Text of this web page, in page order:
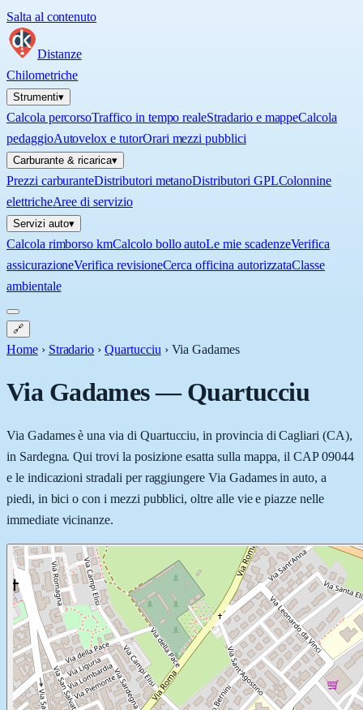
Salta al contenuto
Distanze
Chilometriche
Strumenti▾
Calcola percorsoTraffico in tempo realeStradario e mappeCalcola
pedaggioAutovelox e tutorOrari mezzi pubblici
Carburante & ricarica▾
Prezzi carburanteDistributori metanoDistributori GPLColonnine
elettricheAree di servizio
Servizi auto▾
Calcola rimborso kmCalcolo bollo autoLe mie scadenzeVerifica
assicurazioneVerifica revisioneCerca officina autorizzataClasse
ambientale
🔗
Home › Stradario › Quartucciu › Via Gadames
Via Gadames—Quartucciu
Via Gadames è una via di Quartucciu, in provincia di Cagliari (CA),
in Sardegna. Qui trovi la posizione esatta sulla mappa, il CAP 09044
e le indicazioni stradali per raggiungere Via Gadames in auto, a
piedi, in bici o con i mezzi pubblici, oltre alle vie e piazze nelle
immediate vicinanze.